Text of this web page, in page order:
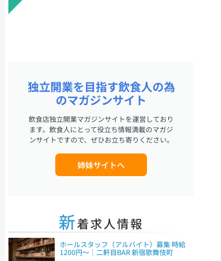
独立開業を目指す飲食人の為
のマガジンサイト
飲食店独立開業マガジンサイトを運営しており
ます。飲食人にとって役立ち情報満載のマガジ
ンサイトですので、ぜひお立ち寄りください。
姉妹サイトへ
新着求人情報
ホールスタッフ（アルバイト）募集 時給
1200円～｜二軒目BAR 新宿歌舞伎町